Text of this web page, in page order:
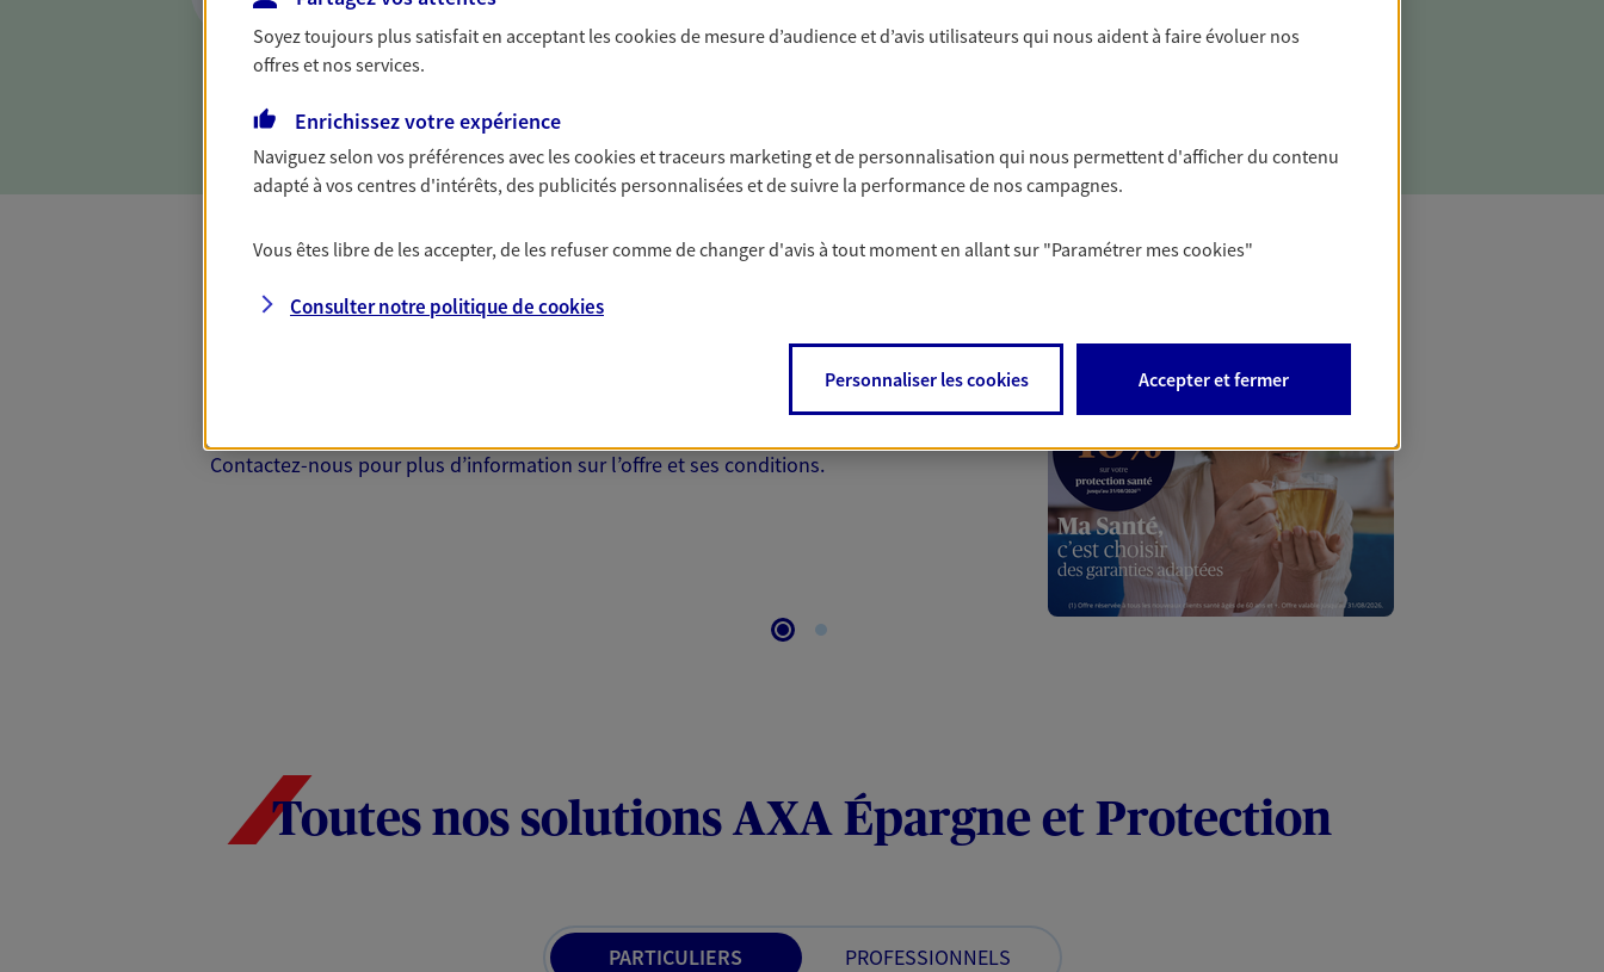
En tant que chef d'entreprise, vos décisions engagent
chaque jour l'avenir de votre activité. Appuyez-vous sur nos
conseils pour faire les bons choix, protéger au mieux votre
Préparez au mieux la transmission de votre patrimoine en
Complémentaire Santé
Et si préserver votre budget, c’était aussi prendre soin de votre santé ? Avec le contrat Ma
Contactez-nous pour plus d’information sur l’offre et ses conditions.
Toutes nos solutions AXA Épargne et Protection
PARTICULIERS PROFESSIONNELS
Soyez toujours plus satisfait en acceptant lescookiesde mesure d’audience et d’avis utilisateurs qui nous aident à faire évoluer nos
offres et nos services.
Enrichissez votre expérience
Naviguez selon vos préférences avec lescookies et traceurs marketing et de personnalisation qui nous permettent d'afficher du contenu
adapté à vos centres d'intérêts, des publicités personnalisées et de suivre la performance de nos campagnes.
Vous êtes libre de les accepter, de les refuser comme de changer d'avis à tout moment en allant sur "Paramétrer mescookies"
Consulter notre politique decookies
Personnaliser les cookies Accepter et fermer